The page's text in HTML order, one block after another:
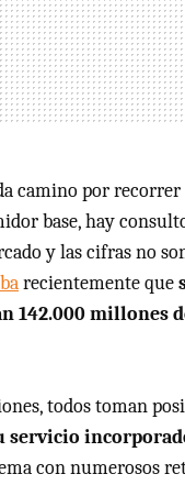
camino por recorrer
base, hay
y las cifras no
recientemente que
142.000 millones
todos toman
servicio
con numerosos